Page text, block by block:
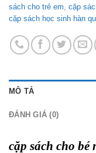
sách cho trẻ em cặp
cặp sách học sinh hàn
MÔ TẢ
ĐÁNH GIÁ (0)
cặp sách cho bé